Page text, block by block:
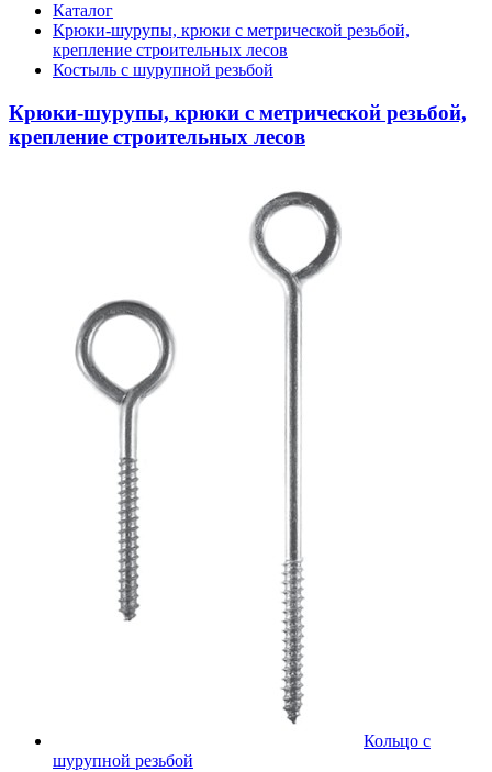
Каталог
Крюки-шурупы, крюки с метрической резьбой,
крепление строительных лесов
Костыль с шурупной резьбой
Крюки-шурупы, крюки с метрической резьбой,
крепление строительных лесов
Кольцо с
шурупной резьбой